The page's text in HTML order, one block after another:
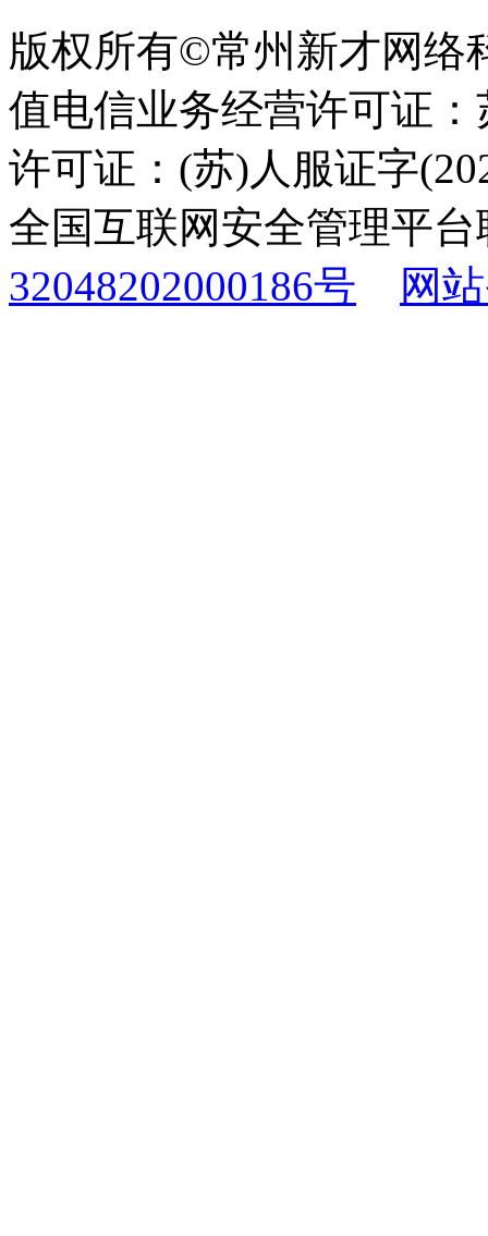
版权所有©常州新才网络
值电信业务经营许可证
许可证：(苏)人服证字
全国互联网安全管理平
32048202000186号
网